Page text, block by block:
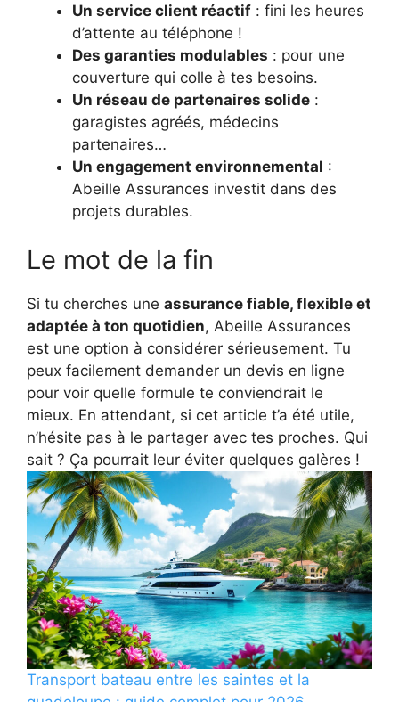
Un service client réactif : fini les heures
d’attente au téléphone !
Des garanties modulables : pour une
couverture qui colle à tes besoins.
Un réseau de partenaires solide :
garagistes agréés, médecins
partenaires…
Un engagement environnemental :
Abeille Assurances investit dans des
projets durables.
Le mot de la fin
Si tu cherches une assurance fiable, flexible et
adaptée à ton quotidien, Abeille Assurances
est une option à considérer sérieusement. Tu
peux facilement demander un devis en ligne
pour voir quelle formule te conviendrait le
mieux. En attendant, si cet article t’a été utile,
n’hésite pas à le partager avec tes proches. Qui
sait ? Ça pourrait leur éviter quelques galères !
Transport bateau entre les saintes et la